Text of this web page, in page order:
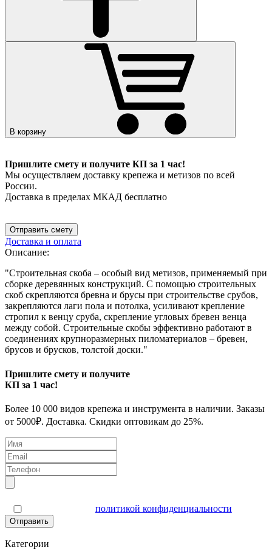
В корзину
Пришлите смету и получите КП за 1 час!
Мы осуществляем доставку крепежа и метизов по всей
России.
Доставка в пределах МКАД бесплатно
Отправить смету
Доставка и оплата
Описание:
"Строительная скоба – особый вид метизов, применяемый при
сборке деревянных конструкций. С помощью строительных
скоб скрепляются бревна и брусы при строительстве срубов,
закрепляются лаги пола и потолка, усиливают крепление
стропил к венцу сруба, скрепление угловых бревен венца
между собой. Строительные скобы эффективно работают в
соединениях крупноразмерных пиломатериалов – бревен,
брусов и брусков, толстой доски."
Пришлите смету и получите
КП за 1 час!
Более 10 000 видов крепежа и инструмента в наличии. Заказы
от 5000₽. Доставка. Скидки оптовикам до 25%.
политикой конфиденциальности
Отправить
Категории